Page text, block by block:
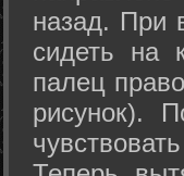
назад. При
сидеть на
палец
рисунок).